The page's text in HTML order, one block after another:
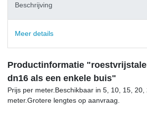
Beschrijving
Meer details
Productinformatie
dn16 als een enkele buis"
Prijs per meter.Beschikbaar in 5, 10, 15, 20,
meter.Grotere lengtes op aanvraag.